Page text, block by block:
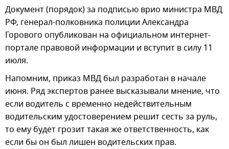
Документ (порядок) за подписью врио министра МВД
РФ, генерал-полковника полиции Александра
Горового опубликован на официальном интернет-
портале правовой информации и вступит в силу 11
июля.
Напомним, приказ МВД был разработан в начале
июня. Ряд экспертов ранее высказывали мнение, что
если водитель с временно недействительным
водительским удостоверением решит сесть за руль,
то ему будет грозит такая же ответственность, как
если бы он был лишен водительских прав.